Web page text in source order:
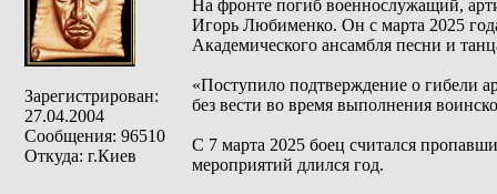
Зарегистрирован:
27.04.2004
Сообщения: 96510
Откуда: г.Киев
На фронте погиб военнослужащий,
Игорь Любименко. Он с марта 2025
Академического ансамбля песни и
«Поступило подтверждение о гибели
без вести во время выполнения
С 7 марта 2025 боец считался
мероприятий длился год.